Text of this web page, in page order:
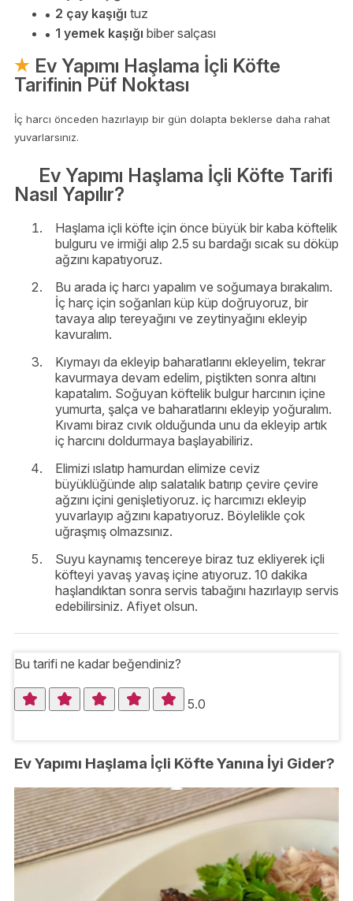
2 çay kaşığı tuz
1 yemek kaşığı biber salçası
Ev Yapımı Haşlama İçli Köfte
Tarifinin Püf Noktası
İç harcı önceden hazırlayıp bir gün dolapta beklerse daha rahat
yuvarlarsınız.
Ev Yapımı Haşlama İçli Köfte Tarifi
Nasıl Yapılır?
Haşlama içli köfte için önce büyük bir kaba köftelik
bulguru ve irmiği alıp 2.5 su bardağı sıcak su döküp
ağzını kapatıyoruz.
Bu arada iç harcı yapalım ve soğumaya bırakalım.
İç harç için soğanları küp küp doğruyoruz, bir
tavaya alıp tereyağını ve zeytinyağını ekleyip
kavuralım.
Kıymayı da ekleyip baharatlarını ekleyelim, tekrar
kavurmaya devam edelim, piştikten sonra altını
kapatalım. Soğuyan köftelik bulgur harcının içine
yumurta, şalça ve baharatlarını ekleyip yoğuralım.
Kıvamı biraz cıvık olduğunda unu da ekleyip artık
iç harcını doldurmaya başlayabiliriz.
Elimizi ıslatıp hamurdan elimize ceviz
büyüklüğünde alıp salatalık batırıp çevire çevire
ağzını içini genişletiyoruz. iç harcımızı ekleyip
yuvarlayıp ağzını kapatıyoruz. Böylelikle çok
uğraşmış olmazsınız.
Suyu kaynamış tencereye biraz tuz ekliyerek içli
köfteyi yavaş yavaş içine atıyoruz. 10 dakika
haşlandıktan sonra servis tabağını hazırlayıp servis
edebilirsiniz. Afiyet olsun.
Bu tarifi ne kadar beğendiniz?
5.0
Ev Yapımı Haşlama İçli Köfte Yanına İyi Gider?